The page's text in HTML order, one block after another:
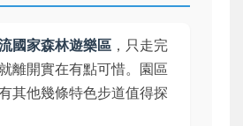
國家森林遊樂區 ，只走完
就離開實在有點可惜。園區
其他幾條特色步道值得探